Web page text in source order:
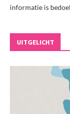
informatie is
UITGELICHT